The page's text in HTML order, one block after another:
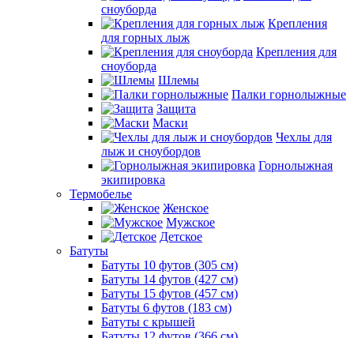
сноуборда
Крепления
для горных лыж
Крепления для
сноуборда
Шлемы
Палки горнолыжные
Защита
Маски
Чехлы для
лыж и сноубордов
Горнолыжная
экипировка
Термобелье
Женское
Мужское
Детское
Батуты
Батуты 10 футов (305 см)
Батуты 14 футов (427 см)
Батуты 15 футов (457 см)
Батуты 6 футов (183 см)
Батуты с крышей